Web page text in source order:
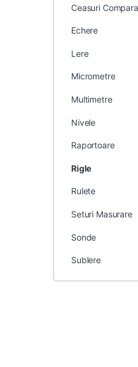
Ceasuri
Echere
Lere
Micrometre
Multimetre
Nivele
Raportoare
Rigle
Rulete
Seturi Masurare
Sonde
Sublere